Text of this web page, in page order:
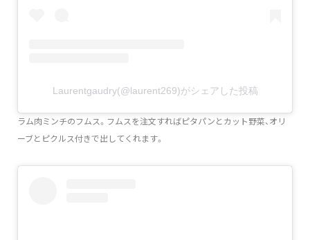
Laurentgaudry(@laurent269)がシェアした投稿
ラム肉ミンチのフムス。フムスを注文すればピタパンとカット野菜、オリ
ーブとピクルス付きで出してくれます。